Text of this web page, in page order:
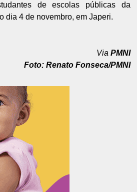
de escolas públicas da
dia 4 de novembro, em Japeri.
Via PMNI
Foto: Renato Fonseca/PMNI